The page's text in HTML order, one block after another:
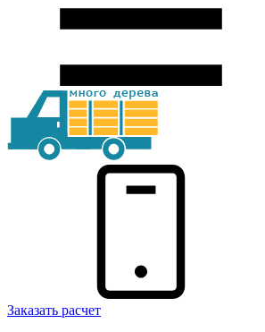
Заказать расчет